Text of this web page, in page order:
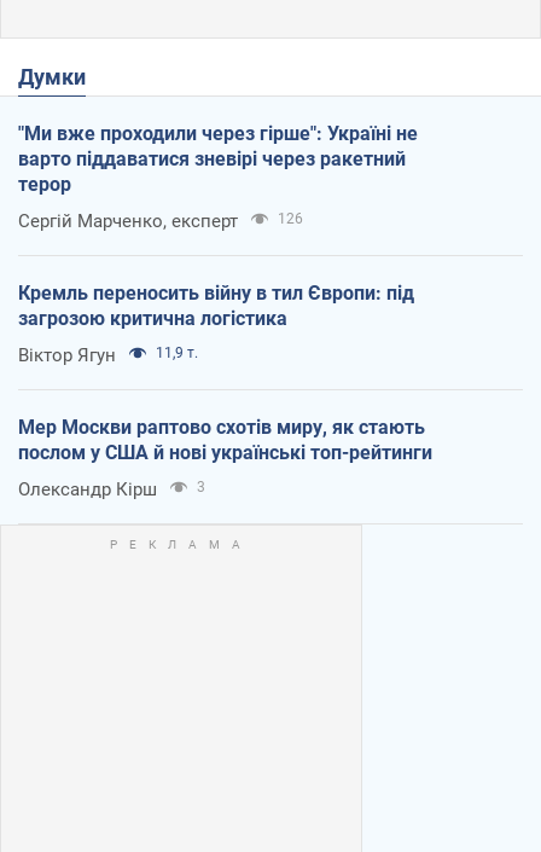
Думки
"Ми вже проходили через гірше": Україні не
варто піддаватися зневірі через ракетний
терор
Сергій Марченко, експерт 126
Кремль переносить війну в тил Європи: під
загрозою критична логістика
Віктор Ягун 11,9 т.
Мер Москви раптово схотів миру, як стають
послом у США й нові українські топ-рейтинги
Олександр Кірш 3